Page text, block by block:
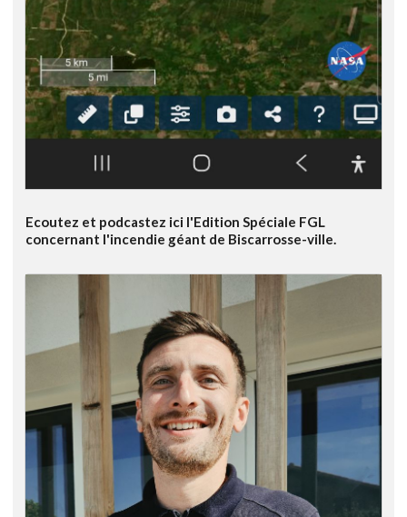
Ecoutez et podcastez ici l'Edition Spéciale FGL
concernant l'incendie géant de Biscarrosse-ville.